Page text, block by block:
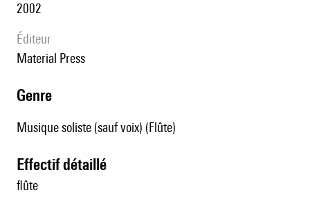
2002
éditeur
Material Press
genre
Musique soliste (sauf voix) (Flûte)
effectif détaillé
flûte